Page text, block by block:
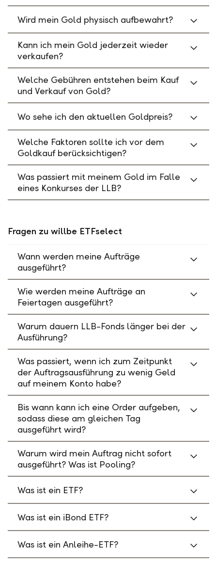
Wird mein Gold physisch aufbewahrt?
Kann ich mein Gold jederzeit wieder
verkaufen?
Welche Gebühren entstehen beim Kauf
und Verkauf von Gold?
Wo sehe ich den aktuellen Goldpreis?
Welche Faktoren sollte ich vor dem
Goldkauf berücksichtigen?
Was passiert mit meinem Gold im Falle
eines Konkurses der LLB?
Fragen zu willbe ETFselect
Wann werden meine Aufträge
ausgeführt?
Wie werden meine Aufträge an
Feiertagen ausgeführt?
Warum dauern LLB-Fonds länger bei der
Ausführung?
Was passiert, wenn ich zum Zeitpunkt
der Auftragsausführung zu wenig Geld
auf meinem Konto habe?
Bis wann kann ich eine Order aufgeben,
sodass diese am gleichen Tag
ausgeführt wird?
Warum wird mein Auftrag nicht sofort
ausgeführt? Was ist Pooling?
Was ist ein ETF?
Was ist ein iBond ETF?
Was ist ein Anleihe-ETF?